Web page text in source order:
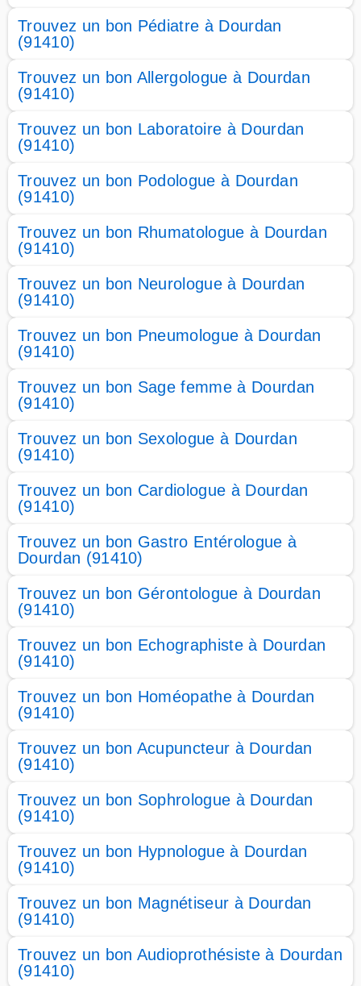
Trouvez un bon Pédiatre à Dourdan
(91410)
Trouvez un bon Allergologue à Dourdan
(91410)
Trouvez un bon Laboratoire à Dourdan
(91410)
Trouvez un bon Podologue à Dourdan
(91410)
Trouvez un bon Rhumatologue à Dourdan
(91410)
Trouvez un bon Neurologue à Dourdan
(91410)
Trouvez un bon Pneumologue à Dourdan
(91410)
Trouvez un bon Sage femme à Dourdan
(91410)
Trouvez un bon Sexologue à Dourdan
(91410)
Trouvez un bon Cardiologue à Dourdan
(91410)
Trouvez un bon Gastro Entérologue à
Dourdan (91410)
Trouvez un bon Gérontologue à Dourdan
(91410)
Trouvez un bon Echographiste à Dourdan
(91410)
Trouvez un bon Homéopathe à Dourdan
(91410)
Trouvez un bon Acupuncteur à Dourdan
(91410)
Trouvez un bon Sophrologue à Dourdan
(91410)
Trouvez un bon Hypnologue à Dourdan
(91410)
Trouvez un bon Magnétiseur à Dourdan
(91410)
Trouvez un bon Audioprothésiste à Dourdan
(91410)